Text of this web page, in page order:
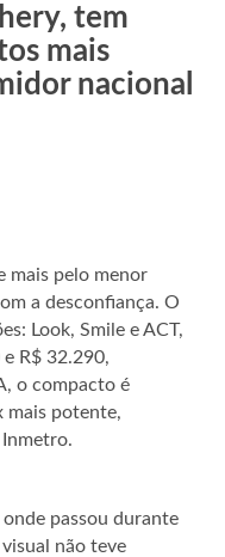
tem
mais
nacional
mais pelo menor
a desconfiança. O
Look, Smile e ACT,
R$ 32.290,
o compacto é
mais potente,
passou durante
não teve